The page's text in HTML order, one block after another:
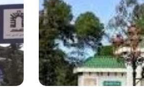
ة
ا
ل
ع
ر
ب
ي
ا